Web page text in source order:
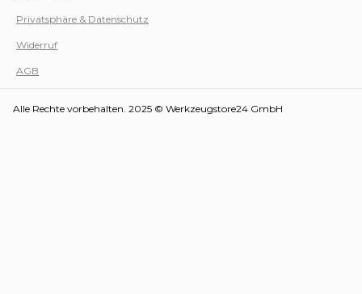
Privatsphäre & Datenschutz
Widerruf
AGB
Alle Rechte vorbehalten. 2025 © Werkzeugstore24 GmbH